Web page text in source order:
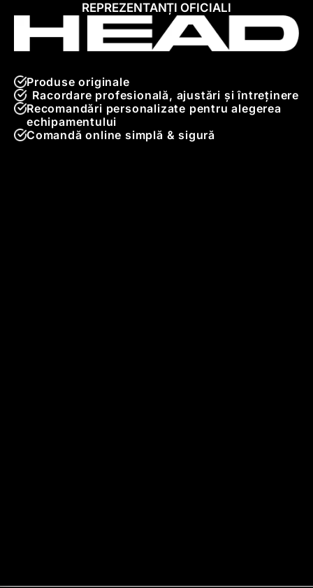
REPREZENTANȚI OFICIALI
Produse originale
Racordare profesională, ajustări și întreținere
Recomandări personalizate pentru alegerea
echipamentului
Comandă online simplă & sigură